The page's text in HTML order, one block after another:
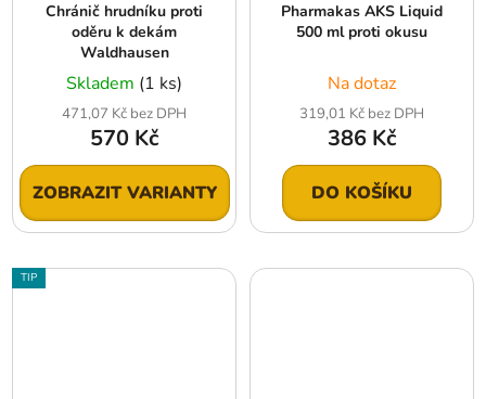
Chránič hrudníku proti
oděru k dekám
Waldhausen
Skladem (1 ks)
471,07 Kč bez DPH
570 Kč
ZOBRAZIT VARIANTY
Pharmakas AKS Liquid
500 ml proti okusu
Na dotaz
319,01 Kč bez DPH
386 Kč
DO KOŠÍKU
TIP